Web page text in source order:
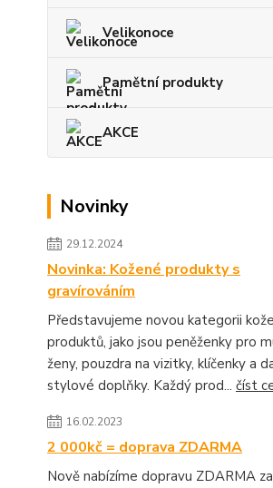
Velikonoce
Pamětní produkty
AKCE
Novinky
29.12.2024
Novinka: Kožené produkty s
gravírováním
Představujeme novou kategorii
produktů, jako jsou peněženky pro
ženy, pouzdra na vizitky, klíčenky a
stylové doplňky. Každý prod... číst
16.02.2023
2 000kč = doprava ZDARMA
Nově nabízíme dopravu ZDARMA za